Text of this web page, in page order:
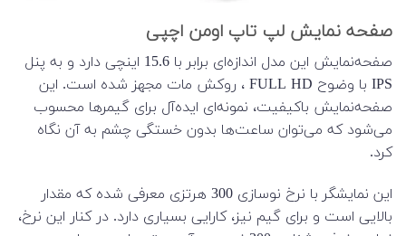
صفحه نمایش لپ تاپ اومن اچپی
صفحه‌نمایش این مدل اندازه‌‌ای برابر با 15.6 اینچی دارد و به پنل
IPS با وضوح FULL HD ، روکش مات مجهز شده است. این
صفحه‌‌نمایش باکیفیت، نمونه‌ای ایده‌آل برای گیمرها محسوب
می‌شود که می‌توان ساعت‌ها بدون خستگی چشم به آن نگاه
کرد.
این نمایشگر با نرخ نوسازی 300 هرتزی معرفی شده که مقدار
بالایی است و برای گیم نیز، کارایی بسیاری دارد. در کنار این نرخ،